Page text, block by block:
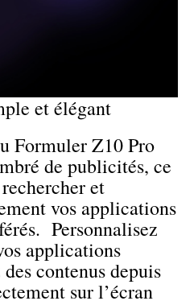
et élégant
Formuler Z10 Pro
de publicités, ce
et
vos applications
Personnalisez
applications
contenus depuis
sur l’écran